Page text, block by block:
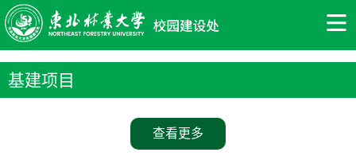
基建项目
查看更多